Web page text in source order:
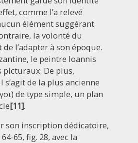
comme l’a relevé
élément suggérant
la volonté du
l’adapter à son époque.
le peintre Ioannis
De plus,
de la plus ancienne
de type simple, un plan
[11].
son inscription dédicatoire,
65, fig. 28, avec la